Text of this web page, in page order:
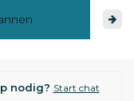
nodig? Start chat